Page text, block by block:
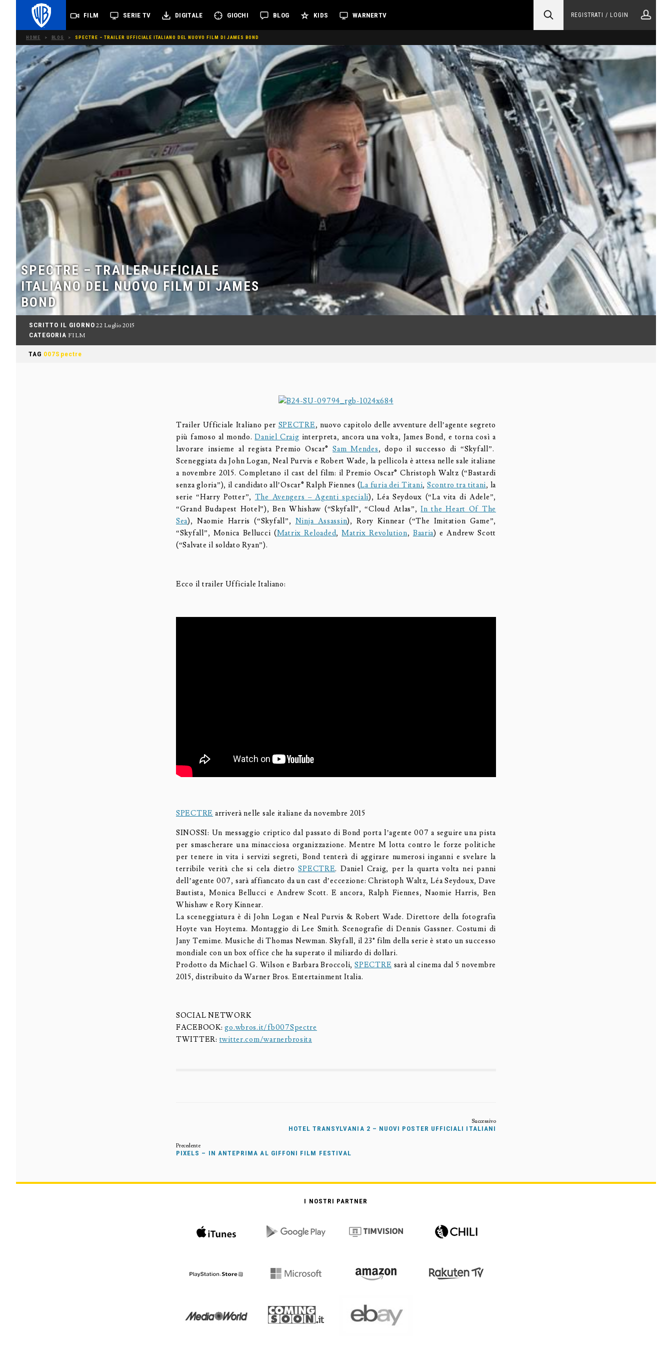
FILM SERIE TV DIGITALE GIOCHI BLOG KIDS WARNERTV REGISTRATI / LOGIN
HOME > BLOG > SPECTRE – TRAILER UFFICIALE ITALIANO DEL NUOVO FILM DI JAMES BOND
SPECTRE – TRAILER UFFICIALE
ITALIANO DEL NUOVO FILM DI JAMES
BOND
SCRITTO IL GIORNO 22 Luglio 2015
CATEGORIA FILM
TAG 007Spectre
Trailer Ufficiale Italiano per SPECTRE, nuovo capitolo delle avventure dell’agente segreto
più famoso al mondo.Daniel Craig interpreta, ancora una volta, James Bond, e torna così a
lavorare insieme al regista Premio Oscar®Sam Mendes, dopo il successo di “Skyfall”.
Sceneggiata da John Logan, Neal Purvis e Robert Wade, la pellicola è attesa nelle sale italiane
a novembre 2015. Completano il cast del film: il Premio Oscar® Christoph Waltz (“Bastardi
senza gloria”), il candidato all’Oscar® Ralph Fiennes (La furia dei Titani, Scontro tra titani, la
serie “Harry Potter”, The Avengers – Agenti speciali), Léa Seydoux (“La vita di Adele”,
“Grand Budapest Hotel”), Ben Whishaw (“Skyfall”, “Cloud Atlas”,In the Heart Of The
Sea), Naomie Harris (“Skyfall”, Ninja Assassin), Rory Kinnear (“The Imitation Game”,
“Skyfall”, Monica Bellucci (Matrix Reloaded,Matrix Revolution, Baaria) e Andrew Scott
(“Salvate il soldato Ryan”).
Ecco il trailer Ufficiale Italiano:
SPECTRE arriverà nelle sale italiane da novembre 2015
SINOSSI: Un messaggio criptico dal passato di Bond porta l’agente 007 a seguire una pista
per smascherare una minacciosa organizzazione. Mentre M lotta contro le forze politiche
per tenere in vita i servizi segreti, Bond tenterà di aggirare numerosi inganni e svelare la
terribile verità che si cela dietroSPECTRE. Daniel Craig, per la quarta volta nei panni
dell’agente 007, sarà affiancato da un cast d’eccezione: Christoph Waltz, Léa Seydoux, Dave
Bautista, Monica Bellucci e Andrew Scott. E ancora, Ralph Fiennes, Naomie Harris, Ben
Whishaw e Rory Kinnear.
La sceneggiatura è di John Logan e Neal Purvis & Robert Wade. Direttore della fotografia
Hoyte van Hoytema. Montaggio di Lee Smith. Scenografie di Dennis Gassner. Costumi di
Jany Temime. Musiche di Thomas Newman. Skyfall, il 23° film della serie è stato un successo
mondiale con un box office che ha superato il miliardo di dollari.
Prodotto da Michael G. Wilson e Barbara Broccoli,SPECTRE sarà al cinema dal 5 novembre
2015, distribuito da Warner Bros. Entertainment Italia.
SOCIAL NETWORK
FACEBOOK:go.wbros.it/fb007Spectre
TWITTER: twitter.com/warnerbrosita
HOTEL TRANSYLVANIA 2 – NUOVI POSTER UFFICIALI ITALIANI
PIXELS – IN ANTEPRIMA AL GIFFONI FILM FESTIVAL
I NOSTRI PARTNER